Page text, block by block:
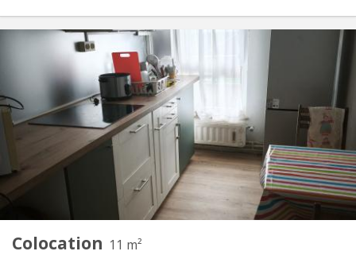
Colocation 11 m²
Infos Pratiques
Loyer:
Charges:
100 €
Durée:
12 mois, 11 mois, 10 mois, 5-6 mois, 3-4 mois
Domiciliation:
Acceptée
Aménagement
Salle de bain:
Commune
Cuisine:
Commune
Superficie:
11 m
2
Pièces privées:
1